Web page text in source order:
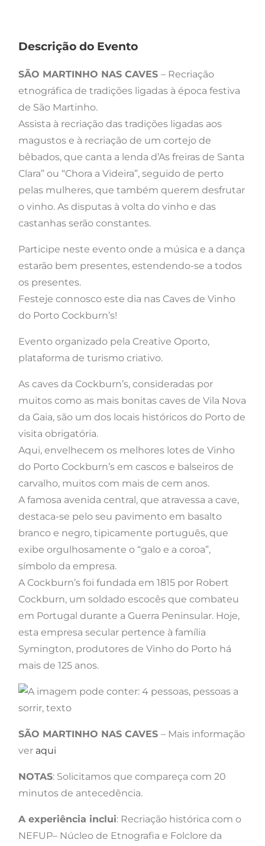
Descrição do Evento
SÃO MARTINHO NAS CAVES – Recriação
etnográfica de tradições ligadas à época festiva
de São Martinho.
Assista à recriação das tradições ligadas aos
magustos e à recriação de um cortejo de
bêbados, que canta a lenda d’As freiras de Santa
Clara” ou “Chora a Videira”, seguido de perto
pelas mulheres, que também querem desfrutar
o vinho. As disputas à volta do vinho e das
castanhas serão constantes.
Participe neste evento onde a música e a dança
estarão bem presentes, estendendo-se a todos
os presentes.
Festeje connosco este dia nas Caves de Vinho
do Porto Cockburn’s!
Evento organizado pela Creative Oporto,
plataforma de turismo criativo.
As caves da Cockburn’s, consideradas por
muitos como as mais bonitas caves de Vila Nova
da Gaia, são um dos locais históricos do Porto de
visita obrigatória.
Aqui, envelhecem os melhores lotes de Vinho
do Porto Cockburn’s em cascos e balseiros de
carvalho, muitos com mais de cem anos.
A famosa avenida central, que atravessa a cave,
destaca-se pelo seu pavimento em basalto
branco e negro, tipicamente português, que
exibe orgulhosamente o “galo e a coroa”,
símbolo da empresa.
A Cockburn’s foi fundada em 1815 por Robert
Cockburn, um soldado escocês que combateu
em Portugal durante a Guerra Peninsular. Hoje,
esta empresa secular pertence à família
Symington, produtores de Vinho do Porto há
mais de 125 anos.
SÃO MARTINHO NAS CAVES – Mais informação
ver aqui
NOTAS: Solicitamos que compareça com 20
minutos de antecedência.
A experiência inclui: Recriação histórica com o
NEFUP– Núcleo de Etnografia e Folclore da